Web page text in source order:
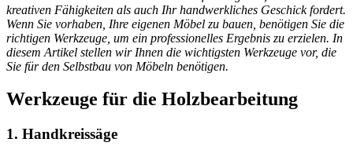
kreativen Fähigkeiten als auch Ihr handwerkliches Geschick fordert.
Wenn Sie vorhaben, Ihre eigenen Möbel zu bauen, benötigen Sie die
richtigen Werkzeuge, um ein professionelles Ergebnis zu erzielen. In
diesem Artikel stellen wir Ihnen die wichtigsten Werkzeuge vor, die
Sie für den Selbstbau von Möbeln benötigen.
Werkzeuge für die Holzbearbeitung
1. Handkreissäge